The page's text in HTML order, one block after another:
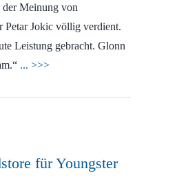
der Meinung von
Petar Jokic völlig verdient.
Leistung gebracht. Glonn
... >>>
für Youngster